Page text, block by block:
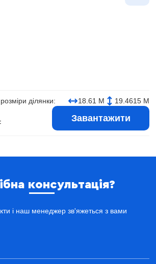
ділянки: 18.61 М
19.4615 М
Завантажити
консультація?
і наш менеджер зв'яжеться з вами